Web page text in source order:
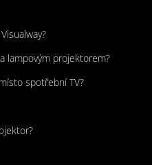
lampovým projektorem?
spotřební TV?